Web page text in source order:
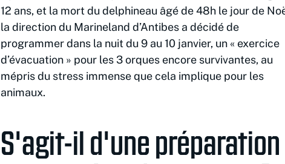
12 ans, et la mort du delphineau âgé de 48h le jour de
la direction du Marineland d’Antibes a décidé de
programmer dans la nuit du 9 au 10 janvier, un « exercice
d’évacuation » pour les 3 orques encore survivantes, au
mépris du stress immense que cela implique pour les
animaux.
S'agit-il d'une préparation